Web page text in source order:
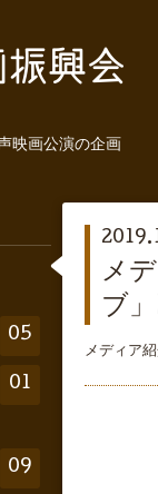
映画公演の企画
メ
ブ
メディア紹
05
01
09